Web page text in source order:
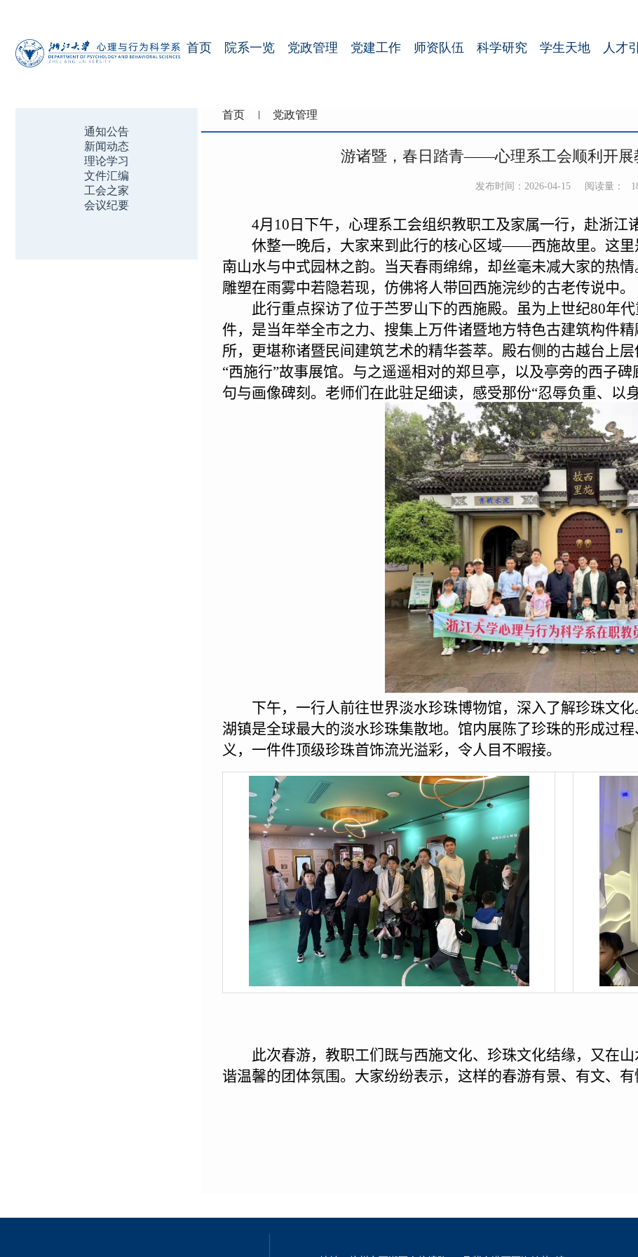
首页 院系一览 党政管理 党建工作 师资队伍 科学研究 学生天地 人才
通知公告
新闻动态
理论学习
文件汇编
工会之家
会议纪要
首页 党政管理
游诸暨，春日踏青——心理系工会顺利开展
发布时间：2026-04-15 阅读量：
4月 10 日下午，心理系工会组织教职工及家属一行，赴浙江
休整一晚后，大家来到此行的核心区域——西施故里。这
南山水与中式园林之韵。当天春雨绵绵，却丝毫未减大家的热
雕塑在雨雾中若隐若现，仿佛将人带回西施浣纱的古老传说中。
此行重点探访了位于苎罗山下的西施殿。虽为上世纪80年
件，是当年举全市之力、搜集上万件诸暨地方特色古建筑构件
所，更堪称诸暨民间建筑艺术的精华荟萃。殿右侧的古越台上
“西施行”故事展馆。与之遥遥相对的郑旦亭，以及亭旁的西子
句与画像碑刻。老师们在此驻足细读，感受那份“忍辱负重、以
下午，一行人前往世界淡水珍珠博物馆，深入了解珍珠文
湖镇是全球最大的淡水珍珠集散地。馆内展陈了珍珠的形成过
义，一件件顶级珍珠首饰流光溢彩，令人目不暇接。
此次春游，教职工们既与西施文化、珍珠文化结缘，又在
谐温馨的团体氛围。大家纷纷表示，这样的春游有景、有文、有